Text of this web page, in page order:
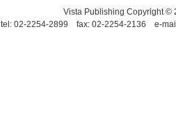
Vista Publishing Copyright ©
tel: 02-2254-2899 fax: 02-2254-2136 e-